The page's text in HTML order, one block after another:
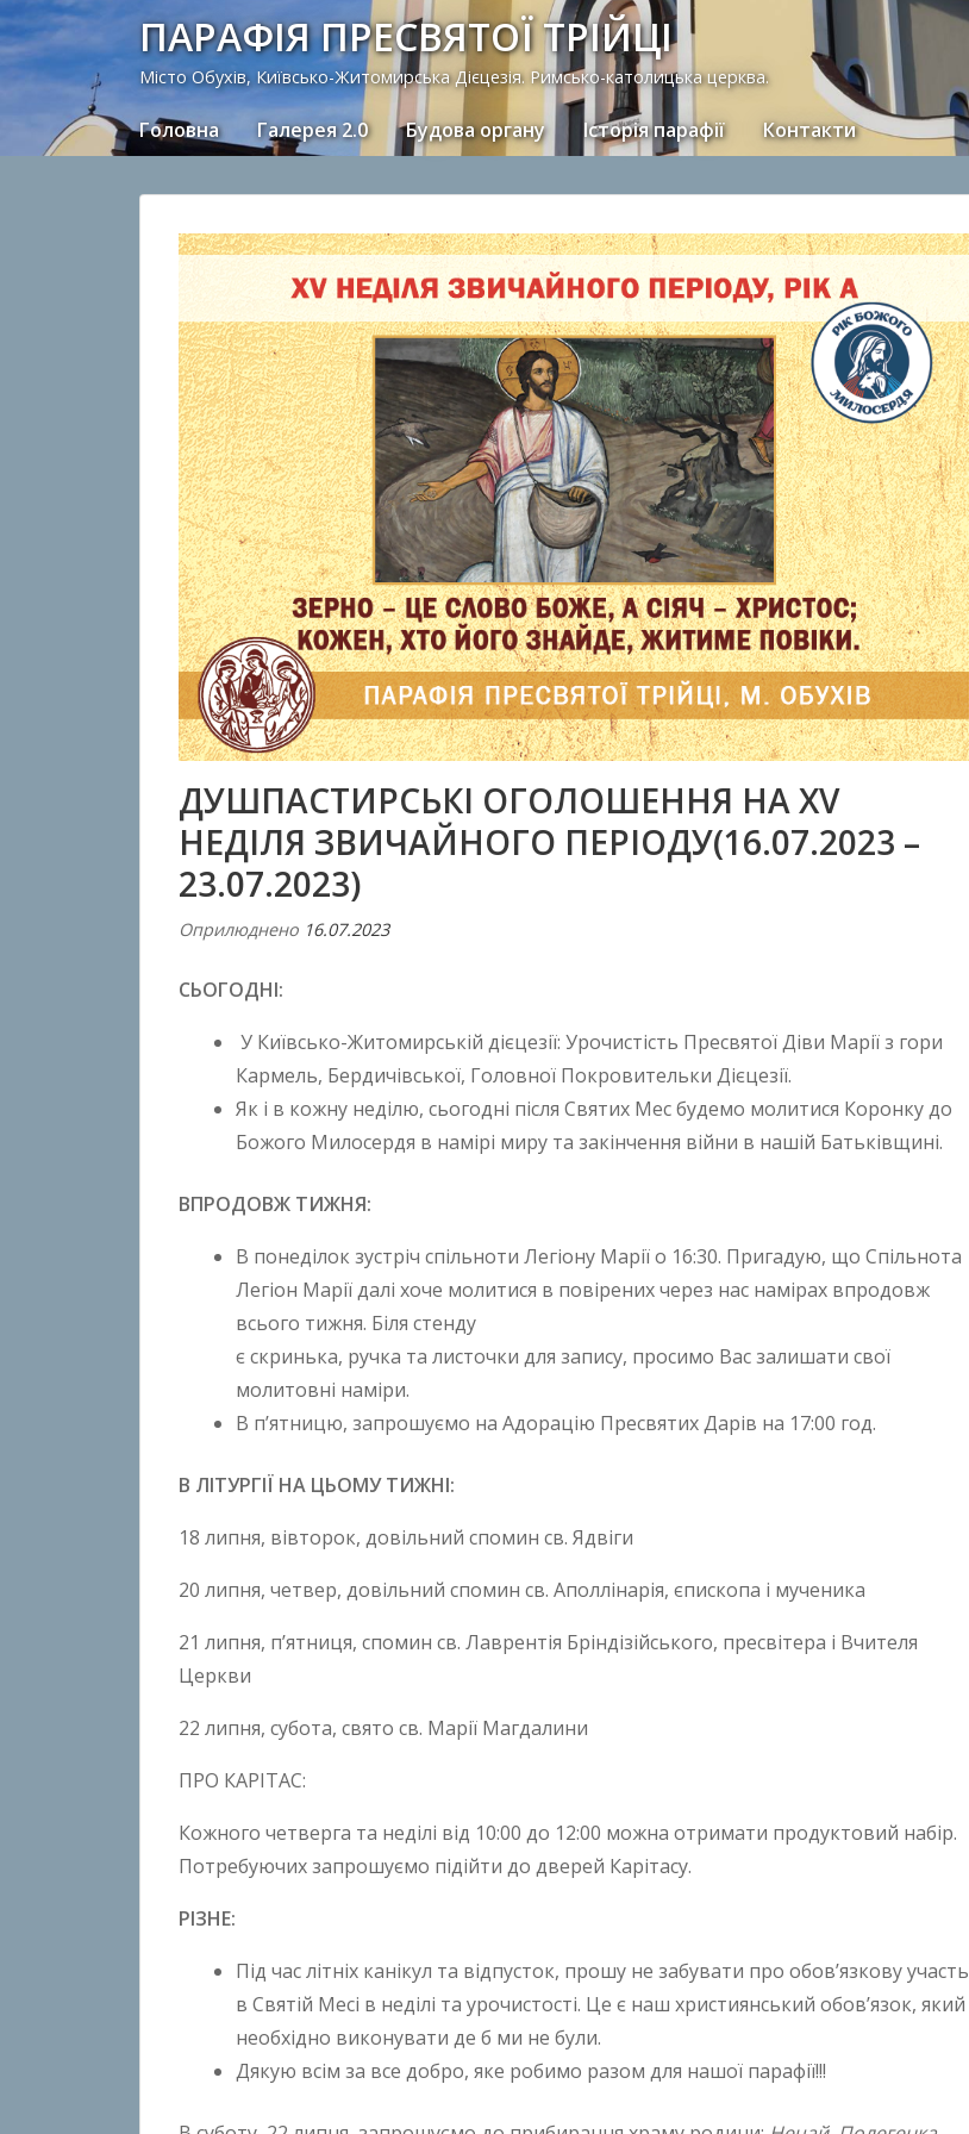
ПАРАФІЯ ПРЕСВЯТОЇ ТРІЙЦІ
Місто Обухів, Київсько-Житомирська Дієцезія. Римсько-католицька церква.
Головна Галерея 2.0 Будова органу Історія парафії Контакти
ДУШПАСТИРСЬКІ ОГОЛОШЕННЯ НА ХV
НЕДІЛЯ ЗВИЧАЙНОГО ПЕРІОДУ(16.07.2023 –
23.07.2023)
Оприлюднено 16.07.2023В
n
t
o
n
h
o
n
СЬОГОДНІ:
У Київсько-Житомирській дієцезії: Урочистість Пресвятої Діви Марії з гори
Кармель, Бердичівської, Головної Покровительки Дієцезії.
Як і в кожну неділю, сьогодні після Святих Мес будемо молитися Коронку до
Божого Милосердя в намірі миру та закінчення війни в нашій Батьківщині.
ВПРОДОВЖ ТИЖНЯ:
В понеділок зустріч спільноти Легіону Марії о 16:30. Пригадую, що Спільнота
Легіон Марії далі хоче молитися в повірених через нас намірах впродовж
всього тижня. Біля стенду
є скринька, ручка та листочки для запису, просимо Вас залишати свої
молитовні наміри.
В п’ятницю, запрошуємо на Адорацію Пресвятих Дарів на 17:00 год.
В ЛІТУРГІЇ НА ЦЬОМУ ТИЖНІ:
18 липня, вівторок, довільний спомин св. Ядвіги
20 липня, четвер, довільний спомин св. Аполлінарія, єпископа і мученика
21 липня, п’ятниця, спомин св. Лаврентія Бріндізійського, пресвітера і Вчителя
Церкви
22 липня, субота, свято св. Марії Магдалини
ПРО КАРІТАС:
Кожного четверга та неділі від 10:00 до 12:00 можна отримати продуктовий набір.
Потребуючих запрошуємо підійти до дверей Карітасу.
РІЗНЕ:
Під час літніх канікул та відпусток, прошу не забувати про обов’язкову участь
в Святій Месі в неділі та урочистості. Це є наш християнський обов’язок, який
необхідно виконувати де б ми не були.
Дякую всім за все добро, яке робимо разом для нашої парафії!!!